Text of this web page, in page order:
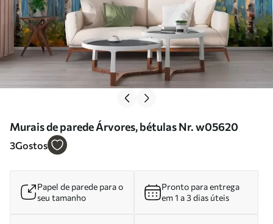
Murais de parede Árvores, bétulas Nr. w05620
3Gostos
Papel de parede para o
seu tamanho
Pronto para entrega
em 1 a 3 dias úteis